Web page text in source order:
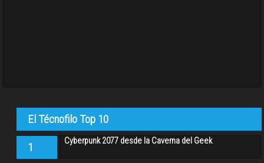
El Técnofilo Top 10
1 Cyberpunk 2077 desde la Caverna del Geek